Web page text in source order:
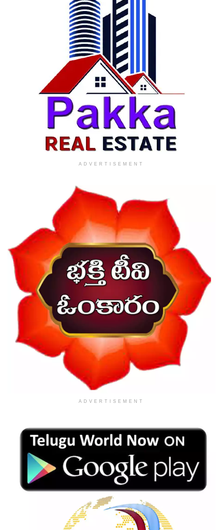
ADVERTISEMENT
ADVERTISEMENT